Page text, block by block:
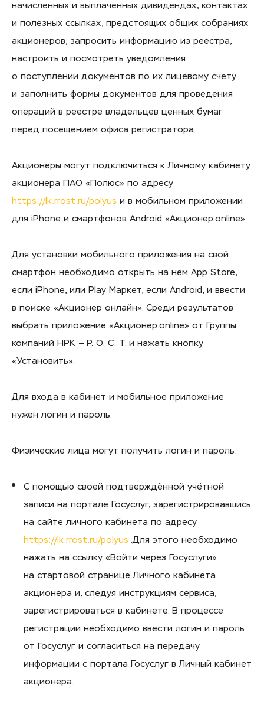
начисленных и выплаченных дивидендах, контактах
и полезных ссылках, предстоящих общих собраниях
акционеров, запросить информацию из реестра,
настроить и посмотреть уведомления
о поступлении документов по их лицевому счёту
и заполнить формы документов для проведения
операций в реестре владельцев ценных бумаг
перед посещением офиса регистратора.
Акционеры могут подключиться к Личному кабинету
акционера ПАО «Полюс» по адресу
https://lk.rrost.ru/polyus и в мобильном приложении
для iPhone и смартфонов Android «Акционер.online».
Для установки мобильного приложения на свой
смартфон необходимо открыть на нём App Store,
если iPhone, или Play Маркет, если Android, и ввести
в поиске «Акционер онлайн». Среди результатов
выбрать приложение «Акционер.online» от Группы
компаний НРК — Р. О. С. Т. и нажать кнопку
«Установить».
Для входа в кабинет и мобильное приложение
нужен логин и пароль.
Физические лица могут получить логин и пароль:
С помощью своей подтверждённой учётной
записи на портале Госуслуг, зарегистрировавшись
на сайте личного кабинета по адресу
https://lk.rrost.ru/polyus .Для этого необходимо
нажать на ссылку «Войти через Госуслуги»
на стартовой странице Личного кабинета
акционера и, следуя инструкциям сервиса,
зарегистрироваться в кабинете. В процессе
регистрации необходимо ввести логин и пароль
от Госуслуг и согласиться на передачу
информации с портала Госуслуг в Личный кабинет
акционера.